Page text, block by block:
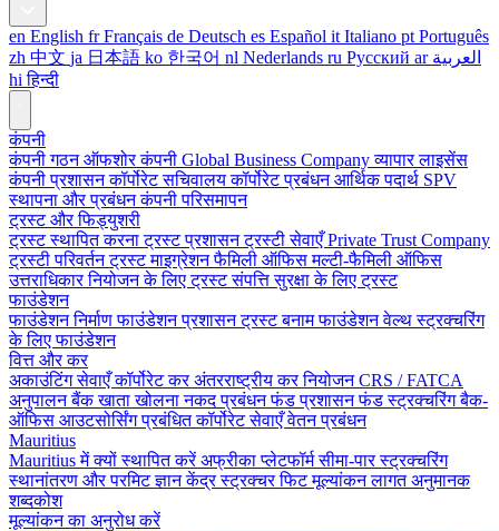
en English fr Français de Deutsch es Español it Italiano pt Português
zh 中文 ja 日本語 ko 한국어 nl Nederlands ru Русский ar العربية
hi हिन्दी
कंपनी
कंपनी गठनऑफशोर कंपनी Global Business Companyव्यापार लाइसेंस
कंपनी प्रशासनकॉर्पोरेट सचिवालयकॉर्पोरेट प्रबंधनआर्थिक पदार्थ SPV
स्थापना और प्रबंधनकंपनी परिसमापन
ट्रस्ट और फिड्युशरी
ट्रस्ट स्थापित करनाट्रस्ट प्रशासनट्रस्टी सेवाएँPrivate Trust Company
ट्रस्टी परिवर्तनट्रस्ट माइग्रेशनफैमिली ऑफिसमल्टी-फैमिली ऑफिस
उत्तराधिकार नियोजन के लिए ट्रस्टसंपत्ति सुरक्षा के लिए ट्रस्ट
फाउंडेशन
फाउंडेशन निर्माणफाउंडेशन प्रशासनट्रस्ट बनाम फाउंडेशनवेल्थ स्ट्रक्चरिंग
के लिए फाउंडेशन
वित्त और कर
अकाउंटिंग सेवाएँकॉर्पोरेट करअंतरराष्ट्रीय कर नियोजनCRS / FATCA
अनुपालनबैंक खाता खोलनानकद प्रबंधनफंड प्रशासनफंड स्ट्रक्चरिंगबैक-
ऑफिस आउटसोर्सिंगप्रबंधित कॉर्पोरेट सेवाएँवेतन प्रबंधन
Mauritius
Mauritius में क्यों स्थापित करेंअफ्रीका प्लेटफॉर्मसीमा-पार स्ट्रक्चरिंग
स्थानांतरण और परमिटज्ञान केंद्रस्ट्रक्चर फिट मूल्यांकनलागत अनुमानक
शब्दकोश
मूल्यांकन का अनुरोध करें